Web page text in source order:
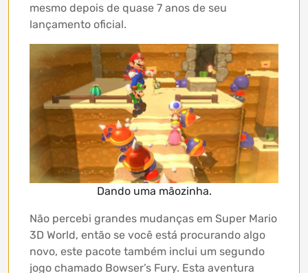
mesmo depois de quase 7 anos de seu
lançamento oficial.
Dando uma mãozinha.
Não percebi grandes mudanças em Super Mario
3D World, então se você está procurando algo
novo, este pacote também inclui um segundo
jogo chamado Bowser’s Fury. Esta aventura